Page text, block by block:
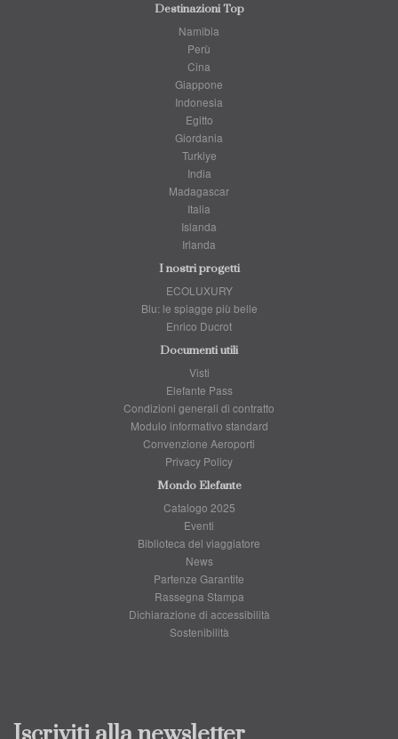
Destinazioni Top
Namibia
Perù
Cina
Giappone
Indonesia
Egitto
Giordania
Turkiye
India
Madagascar
Italia
Islanda
Irlanda
I nostri progetti
ECOLUXURY
Blu: le spiagge più belle
Enrico Ducrot
Documenti utili
Visti
Elefante Pass
Condizioni generali di contratto
Modulo informativo standard
Convenzione Aeroporti
Privacy Policy
Mondo Elefante
Catalogo 2025
Eventi
Biblioteca del viaggiatore
News
Partenze Garantite
Rassegna Stampa
Dichiarazione di accessibilità
Sostenibilità